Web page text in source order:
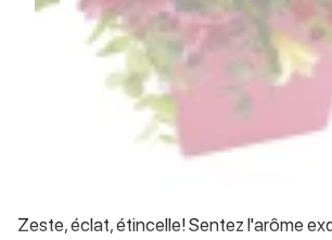
Zeste, éclat, étincelle! Sentez l'arôme